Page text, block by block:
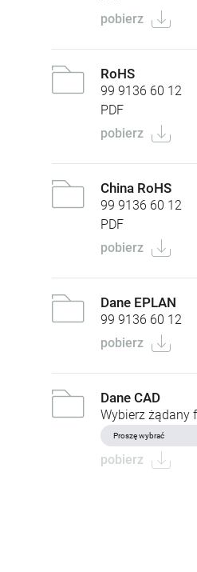
pobierz
RoHS
99 9136 60 12
PDF
pobierz
China RoHS
99 9136 60 12
PDF
pobierz
Dane EPLAN
99 9136 60 12
pobierz
Dane CAD
Wybierz żądany
pobierz